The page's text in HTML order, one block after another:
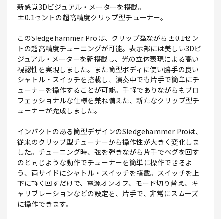
新感覚3Dビジュアル・メーターを搭載。
±0.1セントの超高精度クリップ型チューナー。
このSledgehammer Proは、クリップ型ながら±0.1セン
トの超高精度チューニングが可能。表示部には美しい3Dビ
ジュアル・メーターを新搭載し、光の立体表現による高い
視認性を実現しました。また筒型ボディに使い勝手の良い
シャトル・スイッチを搭載し、演奏中でも片手で簡単にチ
ューナーを操作することが可能。手軽でありながらもプロ
フェッショナルな仕様を兼ね備えた、新たなクリップ型チ
ューナーが完成しました。
インパクトのある筒型デザインのSledgehammer Proは、
従来のクリップ型チューナーから操作性が大きく変化しま
した。チューニング時、弦を弾きながら片手でペグを回す
のと同じような動作でチューナーを簡単に操作できるよ
う、両サイドにシャトル・スイッチを搭載。スイッチを上
下に軽く回すだけで、電源オンオフ、モード切り替え、キ
ャリブレーションなどの設定を、片手で、非常にスムーズ
に操作できます。